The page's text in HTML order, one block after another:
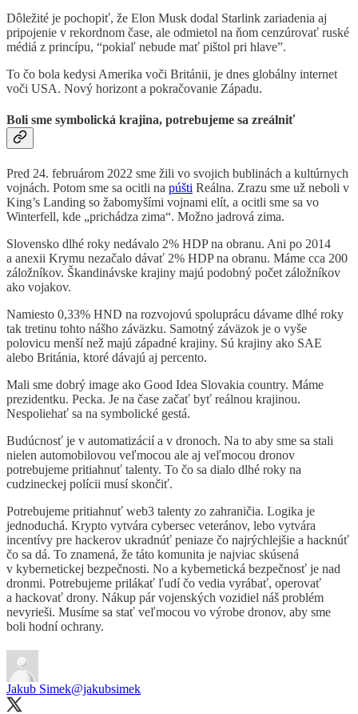
Dôležité je pochopiť, že Elon Musk dodal Starlink zariadenia aj
pripojenie v rekordnom čase, ale odmietol na ňom cenzúrovať ruské
médiá z princípu, “pokiaľ nebude mať pištol pri hlave”.
To čo bola kedysi Amerika voči Británii, je dnes globálny internet
voči USA. Nový horizont a pokračovanie Západu.
Boli sme symbolická krajina, potrebujeme sa zreálniť
Pred 24. februárom 2022 sme žili vo svojich bublinách a kultúrnych
vojnách. Potom sme sa ocitli na púšti Reálna. Zrazu sme už neboli v
King’s Landing so žabomyšími vojnami elít, a ocitli sme sa vo
Winterfell, kde „prichádza zima“. Možno jadrová zima.
Slovensko dlhé roky nedávalo 2% HDP na obranu. Ani po 2014
a anexii Krymu nezačalo dávať 2% HDP na obranu. Máme cca 200
záložníkov. Škandinávske krajiny majú podobný počet záložníkov
ako vojakov.
Namiesto 0,33% HND na rozvojovú spoluprácu dávame dlhé roky
tak tretinu tohto nášho záväzku. Samotný záväzok je o vyše
polovicu menší než majú západné krajiny. Sú krajiny ako SAE
alebo Británia, ktoré dávajú aj percento.
Mali sme dobrý image ako Good Idea Slovakia country. Máme
prezidentku. Pecka. Je na čase začať byť reálnou krajinou.
Nespoliehať sa na symbolické gestá.
Budúcnosť je v automatizácií a v dronoch. Na to aby sme sa stali
nielen automobilovou veľmocou ale aj veľmocou dronov
potrebujeme pritiahnuť talenty. To čo sa dialo dlhé roky na
cudzineckej polícii musí skončiť.
Potrebujeme pritiahnuť web3 talenty zo zahraničia. Logika je
jednoduchá. Krypto vytvára cybersec veteránov, lebo vytvára
incentívy pre hackerov ukradnúť peniaze čo najrýchlejšie a hacknúť
čo sa dá. To znamená, že táto komunita je najviac skúsená
v kybernetickej bezpečnosti. No a kybernetická bezpečnosť je nad
dronmi. Potrebujeme prilákať ľudí čo vedia vyrábať, operovať
a hackovať drony. Nákup pár vojenských vozidiel náš problém
nevyrieši. Musíme sa stať veľmocou vo výrobe dronov, aby sme
boli hodní ochrany.
Jakub Simek@jakubsimek